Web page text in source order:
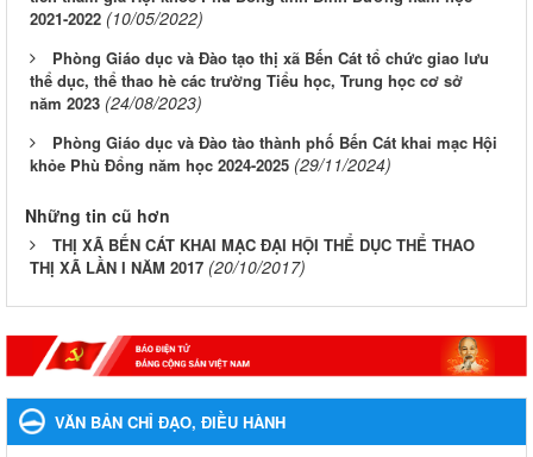
2021-2022 (10/05/2022)
Phòng Giáo dục và Đào tạo thị xã Bến Cát tổ chức giao lưu
thể dục, thể thao hè các trường Tiểu học, Trung học cơ sở
năm 2023 (24/08/2023)
Phòng Giáo dục và Đào tào thành phố Bến Cát khai mạc Hội
khỏe Phù Đổng năm học 2024-2025 (29/11/2024)
Những tin cũ hơn
THỊ XÃ BẾN CÁT KHAI MẠC ĐẠI HỘI THỂ DỤC THỂ THAO
THỊ XÃ LẦN I NĂM 2017 (20/10/2017)
VĂN BẢN CHỈ ĐẠO, ĐIỀU HÀNH